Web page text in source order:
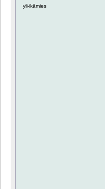
yli-ikämies